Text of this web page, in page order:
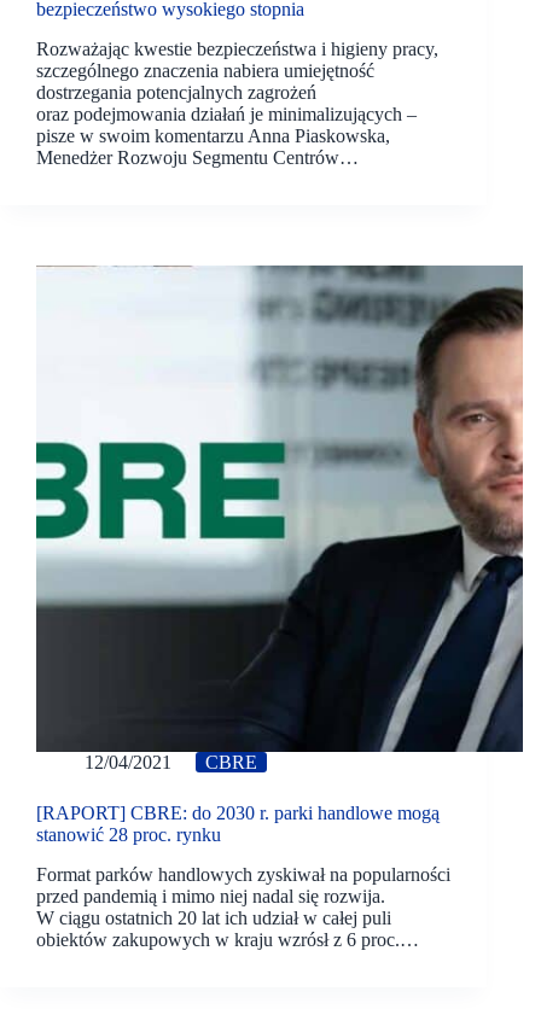
bezpieczeństwo wysokiego stopnia
Rozważając kwestie bezpieczeństwa i higieny pracy,
szczególnego znaczenia nabiera umiejętność
dostrzegania potencjalnych zagrożeń
oraz podejmowania działań je minimalizujących –
pisze w swoim komentarzu Anna Piaskowska,
Menedżer Rozwoju Segmentu Centrów…
12/04/2021 CBRE
[RAPORT] CBRE: do 2030 r. parki handlowe mogą
stanowić 28 proc. rynku
Format parków handlowych zyskiwał na popularności
przed pandemią i mimo niej nadal się rozwija.
W ciągu ostatnich 20 lat ich udział w całej puli
obiektów zakupowych w kraju wzrósł z 6 proc.…